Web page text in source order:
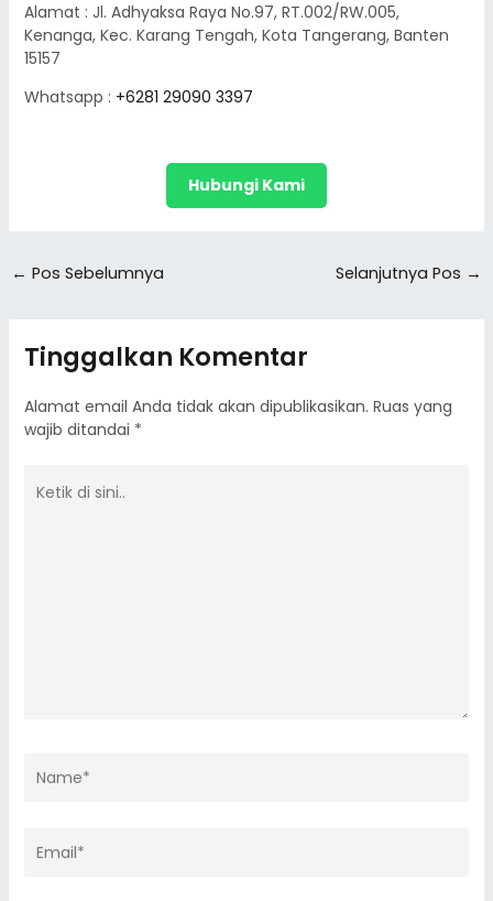
Alamat : Jl. Adhyaksa Raya No.97, RT.002/RW.005,
Kenanga, Kec. Karang Tengah, Kota Tangerang, Banten
15157
Whatsapp : +6281 29090 3397
Hubungi Kami
← Pos Sebelumnya Selanjutnya Pos →
Tinggalkan Komentar
Alamat email Anda tidak akan dipublikasikan. Ruas yang
wajib ditandai *
di